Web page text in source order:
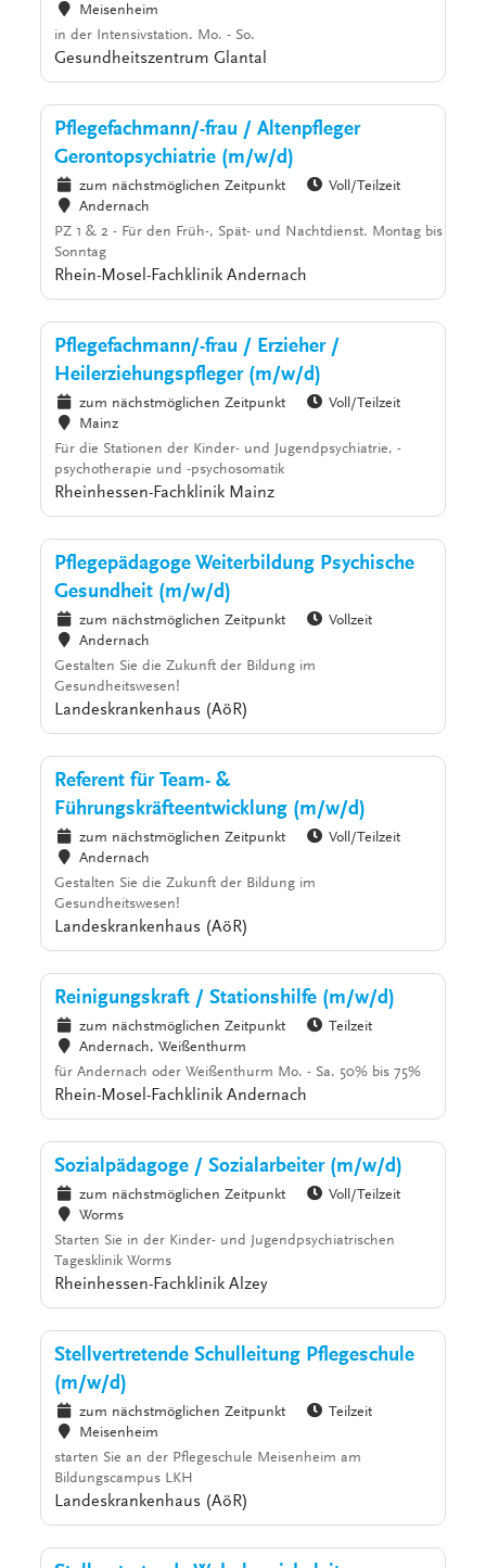
Meisenheim
in der Intensivstation. Mo. - So.
Gesundheitszentrum Glantal
Pflegefachmann/-frau / Altenpfleger
Gerontopsychiatrie (m/w/d)
zum nächstmöglichen Zeitpunkt
Voll/Teilzeit
Andernach
PZ 1 & 2 - Für den Früh-, Spät- und Nachtdienst. Montag bis
Sonntag
Rhein-Mosel-Fachklinik Andernach
Pflegefachmann/-frau / Erzieher /
Heilerziehungspfleger (m/w/d)
zum nächstmöglichen Zeitpunkt
Voll/Teilzeit
Mainz
Für die Stationen der Kinder- und Jugendpsychiatrie, -
psychotherapie und -psychosomatik
Rheinhessen-Fachklinik Mainz
Pflegepädagoge Weiterbildung Psychische
Gesundheit (m/w/d)
zum nächstmöglichen Zeitpunkt
Vollzeit
Andernach
Gestalten Sie die Zukunft der Bildung im
Gesundheitswesen!
Landeskrankenhaus (AöR)
Referent für Team- &
Führungskräfteentwicklung (m/w/d)
zum nächstmöglichen Zeitpunkt
Voll/Teilzeit
Andernach
Gestalten Sie die Zukunft der Bildung im
Gesundheitswesen!
Landeskrankenhaus (AöR)
Reinigungskraft / Stationshilfe (m/w/d)
zum nächstmöglichen Zeitpunkt
Teilzeit
Andernach, Weißenthurm
für Andernach oder Weißenthurm Mo. - Sa. 50% bis 75%
Rhein-Mosel-Fachklinik Andernach
Sozialpädagoge / Sozialarbeiter (m/w/d)
zum nächstmöglichen Zeitpunkt
Voll/Teilzeit
Worms
Starten Sie in der Kinder- und Jugendpsychiatrischen
Tagesklinik Worms
Rheinhessen-Fachklinik Alzey
Stellvertretende Schulleitung Pflegeschule
(m/w/d)
zum nächstmöglichen Zeitpunkt
Teilzeit
Meisenheim
starten Sie an der Pflegeschule Meisenheim am
Bildungscampus LKH
Landeskrankenhaus (AöR)